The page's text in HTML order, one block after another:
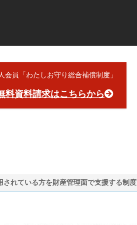
会員「わたしお守り総合補償制度」
料資料請求はこちらから
れている方を財産管理面で支援する制度